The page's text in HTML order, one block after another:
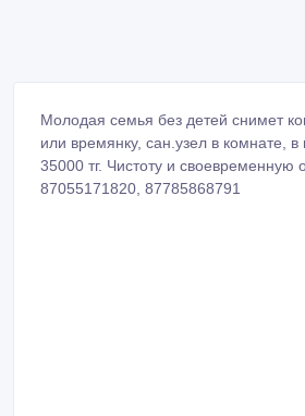
Молодая семья без детей снимет
или времянку, сан.узел в комнате,
35000 тг. Чистоту и своевременную
87055171820, 87785868791